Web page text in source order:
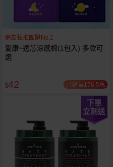
網友狂推團購No.1
愛康~透芯涼感棉(1包入) 多款可
選
$42 已銷售176.5萬
下單
立刻送